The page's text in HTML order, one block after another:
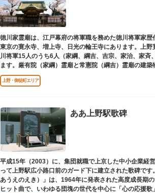
徳川家霊廟は、江戸幕府の将軍職を務めた徳川将軍家歴
東京の寛永寺、増上寺、日光の輪王寺にあります。上野
川将軍15人のうち6人（家綱、綱吉、吉宗、家治、家斉
ます。厳有院（家綱）霊廟と常憲院（綱吉）霊廟の建
（1945）の空襲で大部分を焼失しました。
上野・御徒町エリア
ああ上野駅歌碑
平成15年（2003）に、集団就職で上京した中小企業経
って上野駅広小路口前のガード下に建立された歌碑です
あうえのえき）」は、1964年に発表された高度成長期
ヒット曲で、いわゆる団塊の世代を中心に「心の応援歌